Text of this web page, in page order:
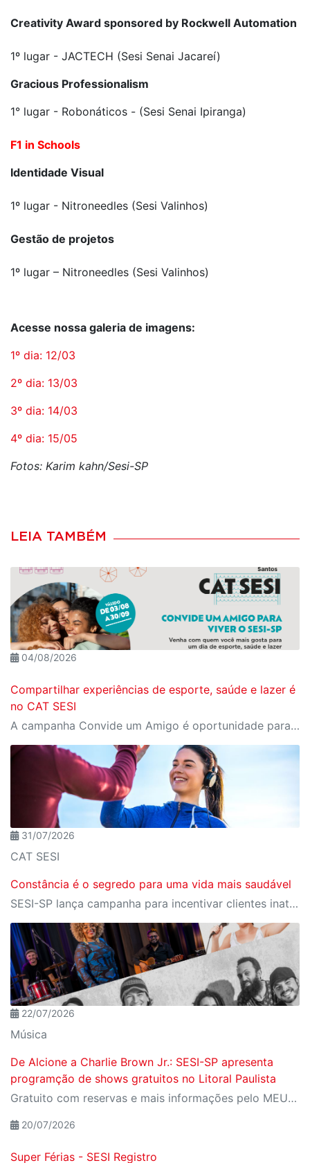
Creativity Award sponsored by Rockwell Automation
1º lugar - JACTECH (Sesi Senai Jacareí)
Gracious Professionalism
1° lugar - Robonáticos - (Sesi Senai Ipiranga)
F1 in Schools
Identidade Visual
1º lugar - Nitroneedles (Sesi Valinhos)
Gestão de projetos
1º lugar – Nitroneedles (Sesi Valinhos)
Acesse nossa galeria de imagens:
1º dia: 12/03
2º dia: 13/03
3º dia: 14/03
4º dia: 15/05
Fotos: Karim kahn/Sesi-SP
LEIA TAMBÉM
04/08/2026
Compartilhar experiências de esporte, saúde e lazer é
no CAT SESI
A campanha Convide um Amigo é oportunidade para reunir amigos para aproveitar juntos toda estrutura da unidade SESI-SP mais próxima. Os benefícios para clientes e convidados estão no regulamento.
31/07/2026
CAT SESI
Constância é o segredo para uma vida mais saudável
SESI-SP lança campanha para incentivar clientes inativos a retomarem a prática de atividades físicas, esporte e lazer com benefícios exclusivos
22/07/2026
Música
De Alcione a Charlie Brown Jr.: SESI-SP apresenta
programção de shows gratuitos no Litoral Paulista
Gratuito com reservas e mais informações pelo MEU SESI
20/07/2026
Super Férias - SESI Registro